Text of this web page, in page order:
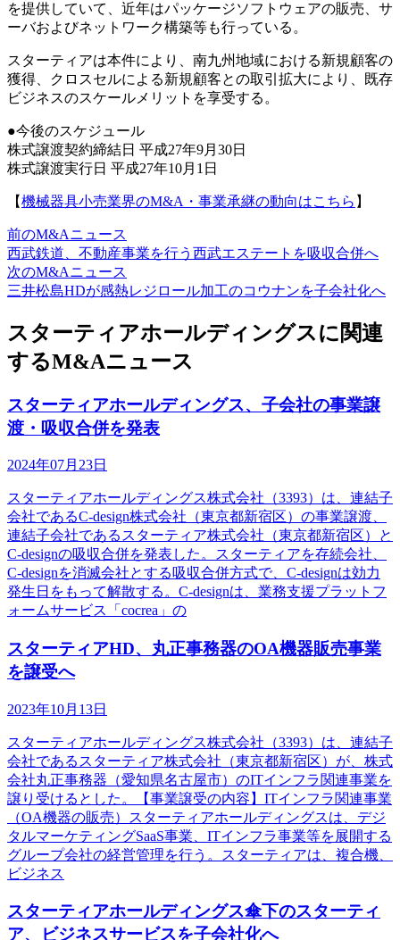
を提供していて、近年はパッケージソフトウェアの販売、サ
ーバおよびネットワーク構築等も行っている。
スターティアは本件により、南九州地域における新規顧客の
獲得、クロスセルによる新規顧客との取引拡大により、既存
ビジネスのスケールメリットを享受する。
●今後のスケジュール
株式譲渡契約締結日 平成27年9月30日
株式譲渡実行日 平成27年10月1日
【機械器具小売業界のM&A・事業承継の動向はこちら 】
前のM&Aニュース
西武鉄道、不動産事業を行う西武エステートを吸収合併へ
次のM&Aニュース
三井松島HDが感熱レジロール加工のコウナンを子会社化へ
スターティアホールディングスに関連
するM&Aニュース
スターティアホールディングス、子会社の事業譲
渡・吸収合併を発表
2024年07月23日
スターティアホールディングス株式会社（3393）は、連結子
会社であるC-design株式会社（東京都新宿区）の事業譲渡、
連結子会社であるスターティア株式会社（東京都新宿区）と
C-designの吸収合併を発表した。スターティアを存続会社、
C-designを消滅会社とする吸収合併方式で、C-designは効力
発生日をもって解散する。C-designは、業務支援プラットフ
ォームサービス「cocrea」の
スターティアHD、丸正事務器のOA機器販売事業
を譲受へ
2023年10月13日
スターティアホールディングス株式会社（3393）は、連結子
会社であるスターティア株式会社（東京都新宿区）が、株式
会社丸正事務器（愛知県名古屋市）のITインフラ関連事業を
譲り受けるとした。【事業譲受の内容】ITインフラ関連事業
（OA機器の販売）スターティアホールディングスは、デジ
タルマーケティングSaaS事業、ITインフラ事業等を展開する
グループ会社の経営管理を行う。スターティアは、複合機、
ビジネス
スターティアホールディングス傘下のスターティ
ア、ビジネスサービスを子会社化へ